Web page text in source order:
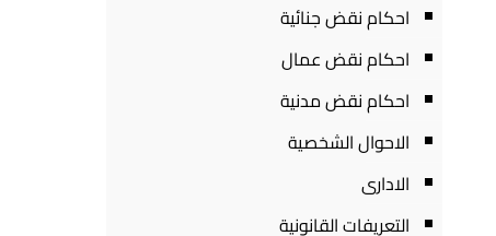
احكام نقض جنائية
احكام نقض عمال
احكام نقض مدنية
الاحوال الشخصية
الادارى
التعريفات القانونية